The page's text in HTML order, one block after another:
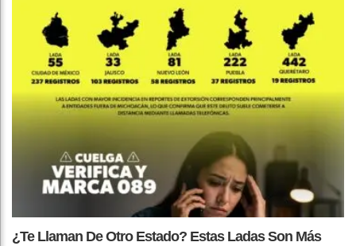
¿Te Llaman De Otro Estado? Estas Ladas Son Más